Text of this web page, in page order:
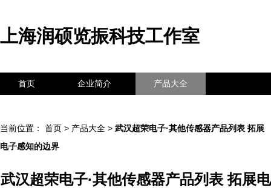
上海润硕览振科技工作室
首页 企业简介 产品大全
当前位置： 首页 > 产品大全 > 武汉超荣电子·其他传感器产品列表 拓展
电子感知的边界
武汉超荣电子·其他传感器产品列表 拓展电